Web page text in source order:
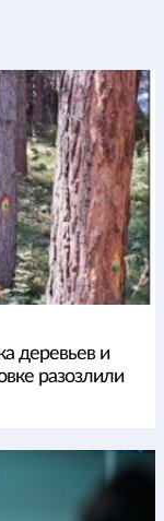
деревьев и
разозлили